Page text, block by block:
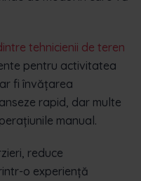
tehnicienii de teren
pentru activitatea
fi învățarea
rapid, dar multe
manual.
reduce
o experiență